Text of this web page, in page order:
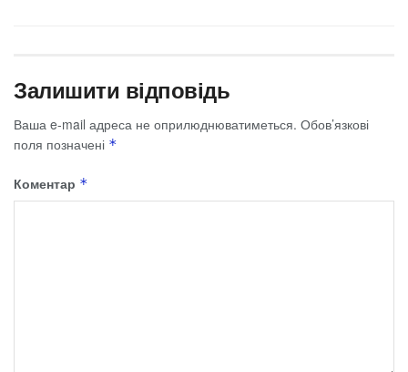
Залишити відповідь
Ваша e-mail адреса не оприлюднюватиметься. Обов’язкові
поля позначені *
Коментар *